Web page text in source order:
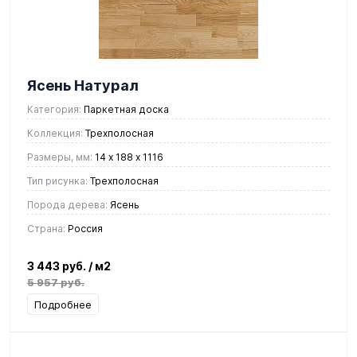
Ясень Натурал
Категория: Паркетная доска
Коллекция: Трехполосная
Размеры, мм: 14 х 188 х 1116
Тип рисунка: Трехполосная
Порода дерева: Ясень
Страна: Россия
3 443 руб. / м2
5 957 руб.
Подробнее